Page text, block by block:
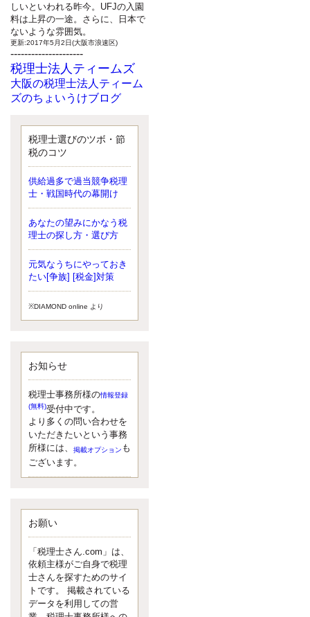
しいといわれる昨今。UFJの入園
料は上昇の一途。さらに、日本で
ないような雰囲気。
更新:2017年5月2日(大阪市浪速区)
---------------------
税理士法人ティームズ
大阪の税理士法人ティーム
ズのちょいうけブログ
なったことに気付いた、税理士の
北井です。寂しいです。 先日、テ
ィームズイベントとしてバーベキ
ップしようと思いましたが、そこ
はセンスある後のブロガーに任せ
ようと思います。
更新:2017年5月1日(大阪市北区)
---------------------
サクセス会計事務所
サクセス税理士のお役立ち
ブログ
平成２７年１月１日以降開始の相
続より、相続税の基礎控除額（相
続税が課税されない遺産の上限
しています。
更新:2017年5月1日(大阪市中央区)
湘南BUN税理士事務所
湘南のぽっちゃり女性税理
士松村文子と湘南ＢＵ
また最近、税理士試験のご相談を
受けることおおくなりました。受
験申し込み受け付け開始になるか
ダメと思う前に、全力で勝負して
みたいです！
京都のやわらか女性税理
イクメン税理士による税金
ブログです。
税理士選びのツボ・節
税のコツ
供給過多で過当競争税理
士・戦国時代の幕開け
あなたの望みにかなう税
理士の探し方・選び方
元気なうちにやっておき
たい[争族] [税金]対策
※DIAMOND online より
お知らせ
税理士事務所様の情報登録
(無料)受付中です。
より多くの問い合わせを
いただきたいという事務
所様には、
掲載オプション も
ございます。
お願い
「税理士さん.com」は、
依頼主様がご自身で税理
士さんを探すためのサイ
トです。 掲載されている
データを利用しての営